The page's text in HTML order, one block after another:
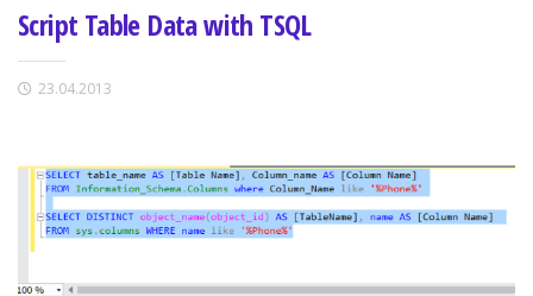
Script Table Data with TSQL
23.04.2013